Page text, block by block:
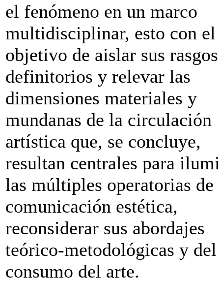
el fenómeno en un marco
multidisciplinar, esto con el
objetivo de aislar sus rasgos
definitorios y relevar las
dimensiones materiales y
mundanas de la circulación
artística que, se concluye,
resultan centrales para
las múltiples operatorias de
comunicación estética,
reconsiderar sus abordajes
teórico-metodológicas y del
consumo del arte.